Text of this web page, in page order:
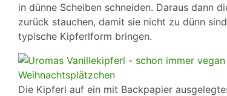
in dünne Scheiben schneiden. Daraus dann
zurück stauchen, damit sie nicht zu dünn
typische Kipferlform bringen.
Die Kipferl auf ein mit Backpapier